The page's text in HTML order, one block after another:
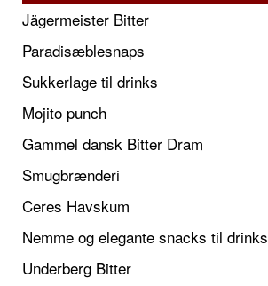
Jägermeister Bitter
Paradisæblesnaps
Sukkerlage til drinks
Mojito punch
Gammel dansk Bitter Dram
Smugbrænderi
Ceres Havskum
Nemme og elegante snacks til drinks
Underberg Bitter